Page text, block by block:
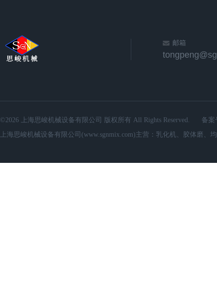
邮箱
©2026 上海思峻机械设备有限公司 版权所有 All Rights Reserved.
备案
上海思峻机械设备有限公司(www.sgnmix.com)主营：乳化机、胶体磨